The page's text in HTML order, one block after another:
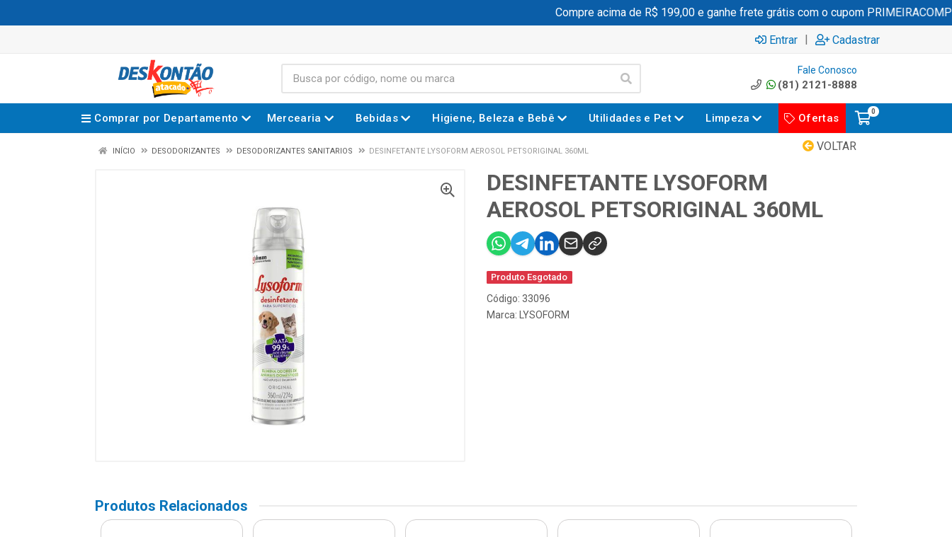
Compre acima de R$ 199,00 e ganhe frete grátis com o cupom PRIMEIRACOMPRA
Entrar | Cadastrar
Fale Conosco
(81) 2121-8888
Comprar por Departamento Mercearia Bebidas Higiene, Beleza e Bebê Utilidades e Pet Limpeza Ofertas
0
VOLTAR
INÍCIO DESODORIZANTES DESODORIZANTES SANITARIOS DESINFETANTE LYSOFORM AEROSOL PETSORIGINAL 360ML
DESINFETANTE LYSOFORM
AEROSOL PETSORIGINAL 360ML
Produto Esgotado
Código: 33096
Marca: LYSOFORM
Produtos Relacionados